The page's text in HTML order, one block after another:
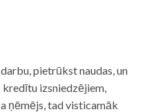
pietrūkst naudas, un
izsniedzējiem,
ņēmējs, tad visticamāk